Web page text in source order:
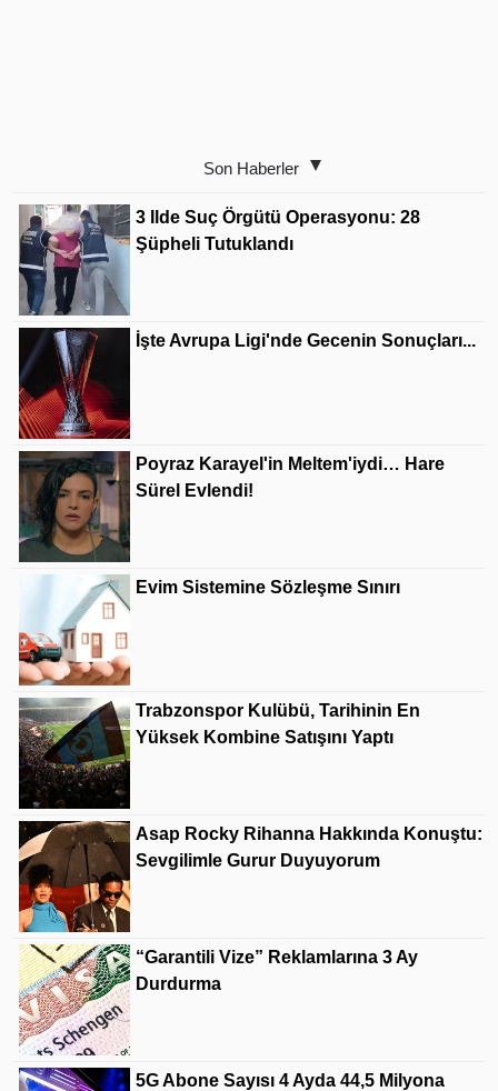
Son Haberler
3 Ilde Suç Örgütü Operasyonu: 28
Şüpheli Tutuklandı
İşte Avrupa Ligi'nde Gecenin Sonuçları...
Poyraz Karayel'in Meltem'iydi… Hare
Sürel Evlendi!
Evim Sistemine Sözleşme Sınırı
Trabzonspor Kulübü, Tarihinin En
Yüksek Kombine Satışını Yaptı
Asap Rocky Rihanna Hakkında Konuştu:
Sevgilimle Gurur Duyuyorum
“Garantili Vize” Reklamlarına 3 Ay
Durdurma
5G Abone Sayısı 4 Ayda 44,5 Milyona